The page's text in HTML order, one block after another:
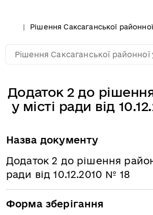
Рішення Саксаганської
Додаток 2 до
у місті ради від
Назва документу
Додаток 2 до рішення
ради від 10.12.2010 № 18
Форма зберігання
Рішення Саксаганської районної